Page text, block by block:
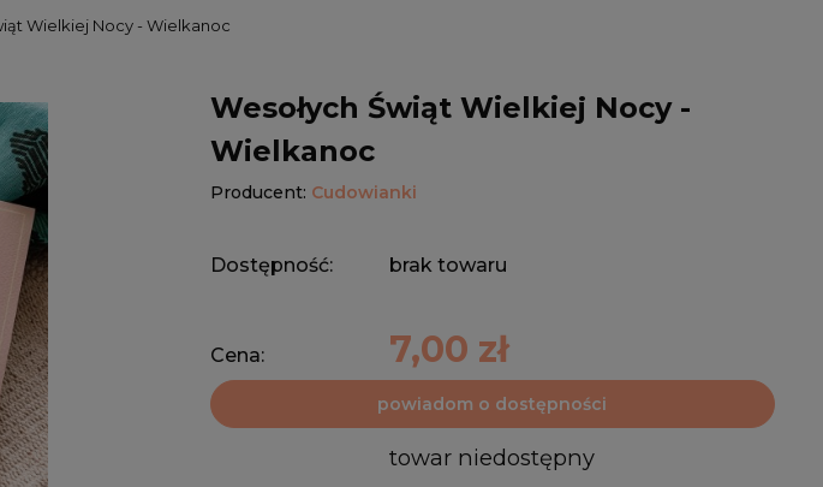
Wielkiej Nocy - Wielkanoc
Wesołych Świąt Wielkiej Nocy -
Wielkanoc
Producent: Cudowianki
Dostępność: brak towaru
Cena: 7,00 zł
powiadom o dostępności
towar niedostępny